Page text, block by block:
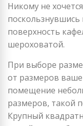
Никому не
поскользнувшись
поверхность
шероховатой.
При выборе
от размеров
помещение
размеров, такой
Крупный